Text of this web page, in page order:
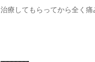
治療してもらってから全く